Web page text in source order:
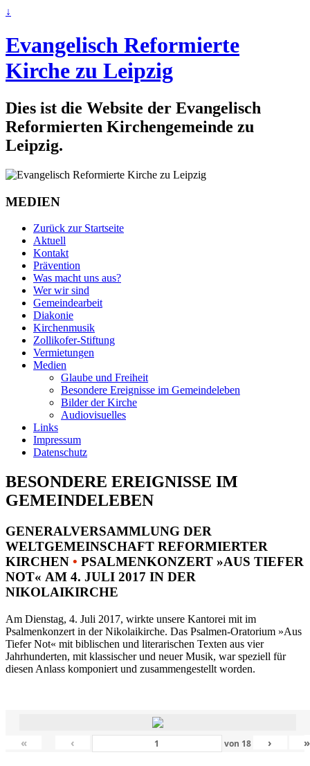
↓
Evangelisch Reformierte
Kirche zu Leipzig
Dies ist die Website der Evangelisch
Reformierten Kirchengemeinde zu
Leipzig.
MEDIEN
Zurück zur Startseite
Aktuell
Kontakt
Prävention
Was macht uns aus?
Wer wir sind
Gemeindearbeit
Diakonie
Kirchenmusik
Zollikofer-Stiftung
Vermietungen
Medien
Glaube und Freiheit
Besondere Ereignisse im Gemeindeleben
Bilder der Kirche
Audiovisuelles
Links
Impressum
Datenschutz
BESONDERE EREIGNISSE IM
GEMEINDELEBEN
GENERALVERSAMMLUNG DER
WELTGEMEINSCHAFT REFORMIERTER
KIRCHEN • PSALMENKONZERT »AUS TIEFER
NOT« AM 4. JULI 2017 IN DER
NIKOLAIKIRCHE
Am Dienstag, 4. Juli 2017, wirkte unsere Kantorei mit im
Psalmenkonzert in der Nikolaikirche. Das Psalmen-Oratorium »Aus
Tiefer Not« mit biblischen und literarischen Texten aus vier
Jahrhunderten, mit klassischer und neuer Musik, war speziell für
diesen Anlass komponiert und zusammengestellt worden.
« ‹ von 18 › »